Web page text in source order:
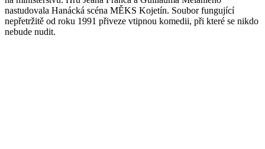
nastudovala Hanácká scéna MĚKS Kojetín. Soubor fungující
nepřetržitě od roku 1991 přiveze vtipnou komedii, při které se nikdo
nebude nudit.